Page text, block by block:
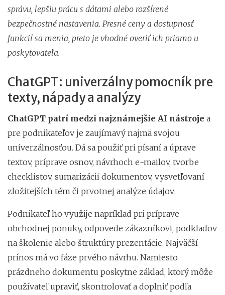
správu, lepšiu prácu s dátami alebo rozšírené
bezpečnostné nastavenia. Presné ceny a dostupnosť
funkcií sa menia, preto je vhodné overiť ich priamo u
poskytovateľa.
ChatGPT: univerzálny pomocník pre
texty, nápady a analýzy
ChatGPT patrí medzi najznámejšie AI nástroje a
pre podnikateľov je zaujímavý najmä svojou
univerzálnosťou. Dá sa použiť pri písaní a úprave
textov, príprave osnov, návrhoch e-mailov, tvorbe
checklistov, sumarizácii dokumentov, vysvetľovaní
zložitejších tém či prvotnej analýze údajov.
Podnikateľ ho využije napríklad pri príprave
obchodnej ponuky, odpovede zákazníkovi, podkladov
na školenie alebo štruktúry prezentácie. Najväčší
prínos má vo fáze prvého návrhu. Namiesto
prázdneho dokumentu poskytne základ, ktorý môže
používateľ upraviť, skontrolovať a doplniť podľa